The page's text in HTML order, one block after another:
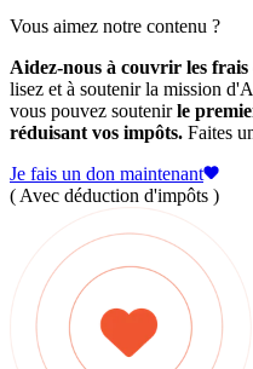
Vous aimez notre contenu ?
Aidez-nous à couvrir les
lisez et à soutenir la mission
vous pouvez soutenirle
réduisant vos impôts. Faites
Je fais un don maintenant
( Avec déduction d'impôts )